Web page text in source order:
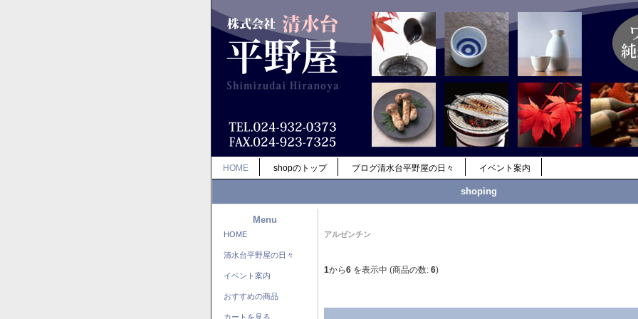
HOME shopのトップ ブログ清水台平野屋の日々 イベント案内
shoping
Menu
HOME
清水台平野屋の日々
イベント案内
おすすめの商品
カートを見る
アルゼンチン
1から6 を表示中 (商品の数: 6)